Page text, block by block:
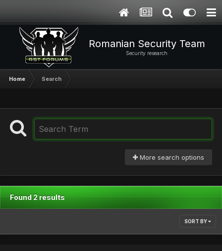
Romanian Security Team
Security research
Home Search
More search options
Found 2 results
SORT BY